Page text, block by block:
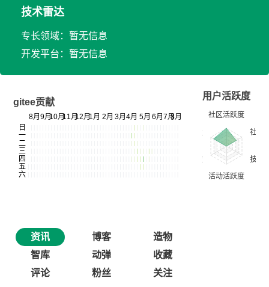
技术雷达
专长领域：暂无信息
开发平台：暂无信息
gitee贡献
用户活跃度
资讯 博客
造物
智库
动弹
收藏
评论
粉丝 关注